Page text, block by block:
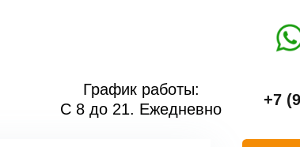
График работы:
С 8 до 21. Ежедневно
+7